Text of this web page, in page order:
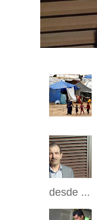
desde ...